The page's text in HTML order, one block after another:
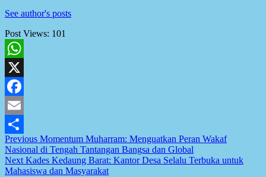
See author's posts
Post Views: 101
WhatsApp
X
Facebook
Email
Share
Post
navigation
Previous Momentum Muharram: Menguatkan Peran Wakaf
Nasional di Tengah Tantangan Bangsa dan Global
Next Kades Kedaung Barat: Kantor Desa Selalu Terbuka untuk
Mahasiswa dan Masyarakat